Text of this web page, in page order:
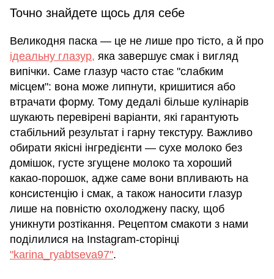
Точно знайдете щось для себе
Великодня паска — це не лише про тісто, а й про
ідеальну глазур, яка завершує смак і вигляд
випічки. Саме глазур часто стає "слабким
місцем": вона може липнути, кришитися або
втрачати форму. Тому дедалі більше кулінарів
шукають перевірені варіанти, які гарантують
стабільний результат і гарну текстуру. Важливо
обирати якісні інгредієнти — сухе молоко без
домішок, густе згущене молоко та хороший
какао-порошок, адже саме вони впливають на
консистенцію і смак, а також наносити глазур
лише на повністю охолоджену паску, щоб
уникнути розтікання. Рецептом смакоти з нами
поділилися на Instagram-сторінці
"karina_ryabtseva97".